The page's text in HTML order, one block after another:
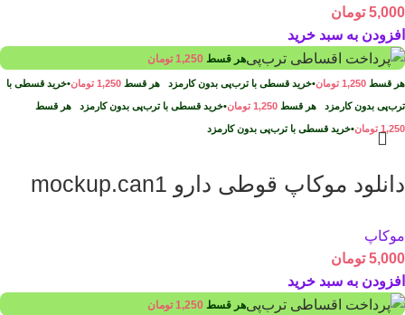
5,000 تومان
افزودن به سبد خرید
هر قسط 1,250 تومان
هر قسط 1,250 تومان•خرید قسطی با ترب‌پی بدون کارمزد هر قسط 1,250 تومان•خرید قسطی با
ترب‌پی بدون کارمزد هر قسط 1,250 تومان•خرید قسطی با ترب‌پی بدون کارمزد هر قسط
1,250 تومان•خرید قسطی با ترب‌پی بدون کارمزد
دانلود موکاپ قوطی دارو mockup.can1
موکاپ
5,000 تومان
افزودن به سبد خرید
هر قسط 1,250 تومان